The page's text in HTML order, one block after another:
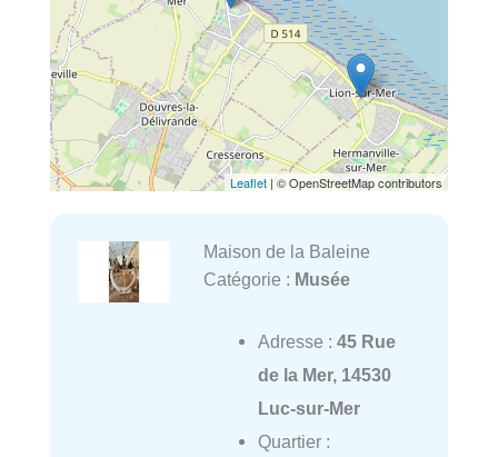
Leaflet | © OpenStreetMap contributors
Maison de la Baleine
Catégorie : Musée
Adresse : 45 Rue
de la Mer, 14530
Luc-sur-Mer
Quartier :